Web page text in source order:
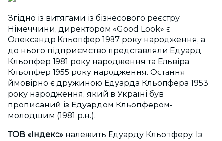
Згідно із витягами із бізнесового реєстру
Німеччини, директором «Good Look» є
Олександр Кльопфер 1987 року народження, а
до нього підприємство представляли Едуард
Кльопфер 1981 року народження та Ельвіра
Кльопфер 1955 року народження. Остання
ймовірно є дружиною Едуарда Кльопфера 1953
року народження, який в Україні був
прописаний із Едуардом Кльопфером-
молодшим (1981 р.н.).
ТОВ «Індекс» належить Едуарду Кльопферу. Із